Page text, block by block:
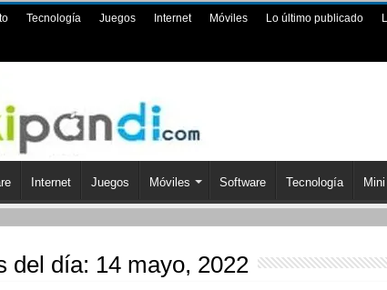
Tecnología Juegos Internet Móviles Lo último publicado
Internet Juegos Móviles Software Tecnología
del día: 14 mayo, 2022